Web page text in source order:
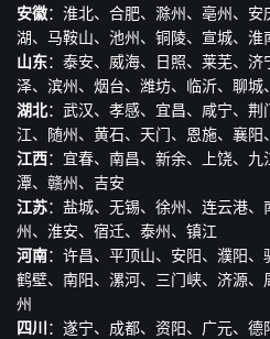
安徽：淮北、合肥、滁州、亳州、
湖、马鞍山、池州、铜陵、宣城、淮
山东：泰安、威海、日照、莱芜、
泽、滨州、烟台、潍坊、临沂、聊城
湖北：武汉、孝感、宜昌、咸宁、
江、随州、黄石、天门、恩施、襄阳
江西：宜春、南昌、新余、上饶、
潭、赣州、吉安
江苏：盐城、无锡、徐州、连云港
州、淮安、宿迁、泰州、镇江
河南：许昌、平顶山、安阳、濮阳、
鹤壁、南阳、漯河、三门峡、济源
州
四川
：遂宁、成都、资阳、广元、